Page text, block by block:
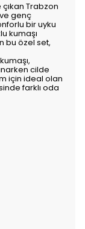
Trabzon
genç
bir uyku
kumaşı
bu özel set,
cilde
için ideal olan
farklı oda